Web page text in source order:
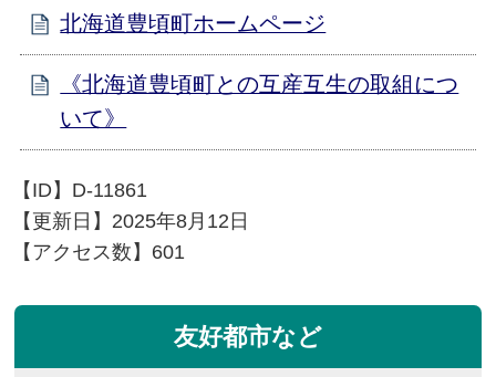
北海道豊頃町ホームページ
《北海道豊頃町との互産互生の取組につ
いて》
【ID】 D-11861
【更新日】 2025年8月12日
【アクセス数】 601
友好都市など